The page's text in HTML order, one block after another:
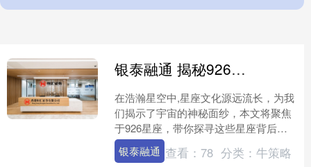
银泰融通 揭秘926星座的独特魅力：探寻你的星盘秘密
在浩瀚星空中,星座文化源远流长，为我
们揭示了宇宙的神秘面纱，本文将聚焦
于926星座，带你探寻这些星座背后独
特的魅力，助你揭开自己的星盘秘密。
星座是人类对天空中....
银泰融通 查看： 78 分类：牛策略